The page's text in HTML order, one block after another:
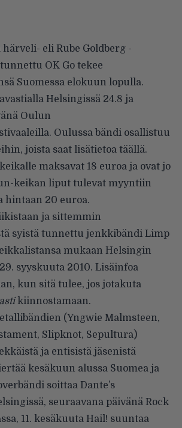
härveli- eli Rube Goldberg -
tunnettu OK Go tekee
Suomessa elokuun lopulla.
Helsingissä 24.8 ja
Oulun
Oulussa bändi osallistuu
joista saat lisätietoa täällä.
maksavat 18 euroa ja ovat jo
keikan liput tulevat myyntiin
hintaan 20 euroa.
ja sittemmin
syistä tunnettu jenkkibändi Limp
mukaan Helsingin
syyskuuta 2010. Lisäinfoa
kun sitä tulee, jos jotakuta
kiinnostamaan.
(Yngwie Malmsteen,
, Slipknot, Sepultura)
ja entisistä jäsenistä
kesäkuun alussa Suomea ja
soittaa Dante’s
seuraavana päivänä Rock
11. kesäkuuta Hail! suuntaa